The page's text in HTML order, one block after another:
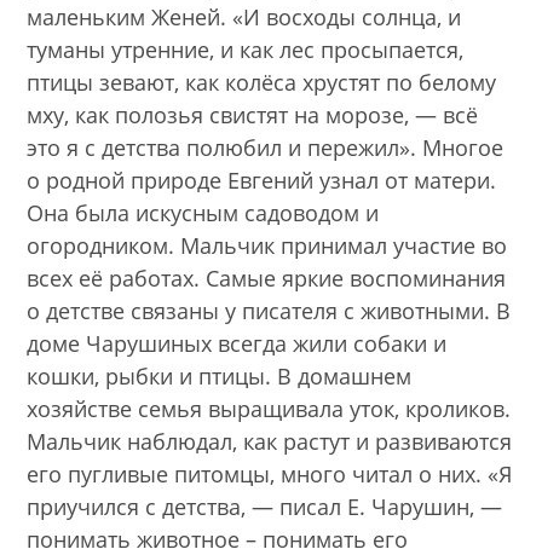
маленьким Женей. «И восходы солнца, и
туманы утренние, и как лес просыпается,
птицы зевают, как колёса хрустят по белому
мху, как полозья свистят на морозе, — всё
это я с детства полюбил и пережил». Многое
о родной природе Евгений узнал от матери.
Она была искусным садоводом и
огородником. Мальчик принимал участие во
всех её работах. Самые яркие воспоминания
о детстве связаны у писателя с животными. В
доме Чарушиных всегда жили собаки и
кошки, рыбки и птицы. В домашнем
хозяйстве семья выращивала уток, кроликов.
Мальчик наблюдал, как растут и развиваются
его пугливые питомцы, много читал о них. «Я
приучился с детства, — писал Е. Чарушин, —
понимать животное – понимать его